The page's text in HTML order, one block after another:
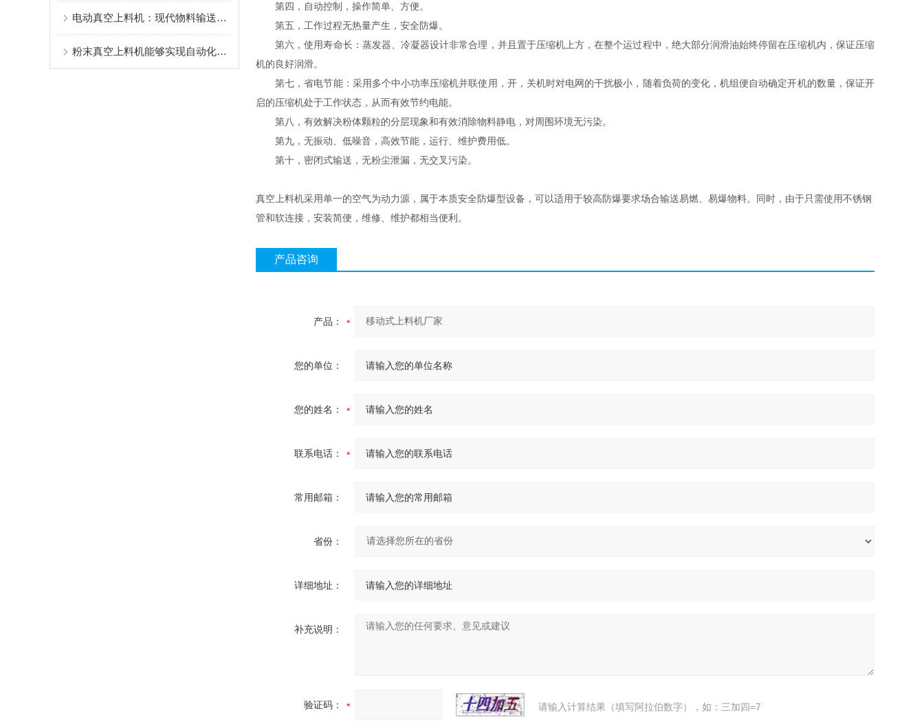
电动真空上料机：现代物料输送的静默助手
粉末真空上料机能够实现自动化运行
第四，自动控制，操作简单、方便。
第五，工作过程无热量产生，安全防爆。
第六，使用寿命长：蒸发器、冷凝器设计非常合理，并且置于压缩机上方，在整个运过程中，绝大部分润滑油始终停留在压缩机内，保证压缩
机的良好润滑。
第七，省电节能：采用多个中小功率压缩机并联使用，开，关机时对电网的干扰极小，随着负荷的变化，机组便自动确定开机的数量，保证开
启的压缩机处于工作状态，从而有效节约电能。
第八，有效解决粉体颗粒的分层现象和有效消除物料静电，对周围环境无污染。
第九，无振动、低噪音，高效节能，运行、维护费用低。
第十，密闭式输送，无粉尘泄漏，无交叉污染。
真空上料机采用单一的空气为动力源，属于本质安全防爆型设备，可以适用于较高防爆要求场合输送易燃、易爆物料。同时，由于只需使用不锈钢
管和软连接，安装简便，维修、维护都相当便利。
产品咨询
产品：
您的单位：
您的姓名：
联系电话：
常用邮箱：
省份：
详细地址：
补充说明：
验证码： 请输入计算结果（填写阿拉伯数字），如：三加四=7